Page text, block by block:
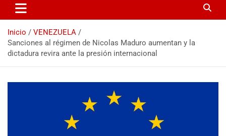
Inicio
VENEZUELA
Sanciones al régimen de Nicolas Maduro aumentan y la
dictadura revira ante la presión internacional